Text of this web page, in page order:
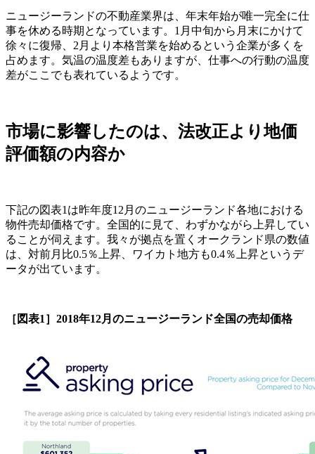
ニュージーランドの不動産業界は、年末年始が唯一完全に仕
事を休める時期となっています。1月中旬から月末にかけて
徐々に復帰、2月より本格営業を始めるという企業が多くを
占めます。気温の温度差もありますが、仕事への行動の温度
差がここでも表れているようです。
市場に影響したのは、法改正より地価
評価額の内容か
下記の図表1は昨年度12月のニュージーランド各地における
物件売却価格です。全国的に見て、わずかながら上昇してい
ることが伺えます。我々が拠点を置くオークランド県の数値
は、対前月比0.5％上昇、ワイカト地方も0.4％上昇というデ
ータが出ています。
［図表1］2018年12月のニュージーランド全国の売却価格